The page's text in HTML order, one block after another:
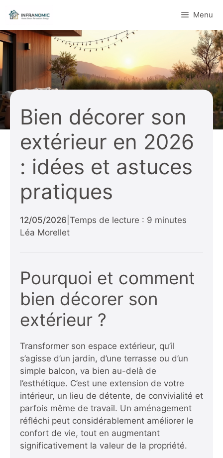
au
contenu
Menu
Bien décorer son
extérieur en 2026
: idées et astuces
pratiques
12/05/2026 Temps de lecture : 9 minutes
Léa Morellet
Pourquoi et comment
bien décorer son
extérieur ?
Transformer son espace extérieur, qu’il
s’agisse d’un jardin, d’une terrasse ou d’un
simple balcon, va bien au-delà de
l’esthétique. C’est une extension de votre
intérieur, un lieu de détente, de convivialité et
parfois même de travail. Un aménagement
réfléchi peut considérablement améliorer le
confort de vie, tout en augmentant
significativement la valeur de la propriété.